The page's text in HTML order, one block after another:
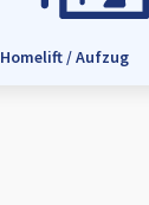
Homelift / Aufzug